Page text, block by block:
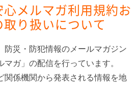
メルマガ利用規約お
り扱いについて
防災・防犯情報のメールマガジン
マガ」の配信を行っています。
関係機関から発表される情報を地